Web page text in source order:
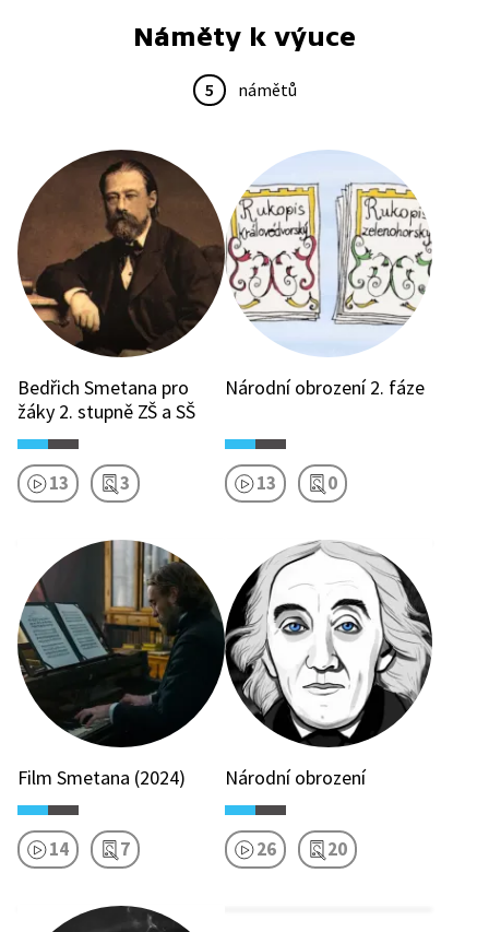
Představujeme vám Josefa Dobrovského.
Náměty k výuce
5 námětů
Bedřich Smetana pro
žáky 2. stupně ZŠ a SŠ
13 3
Národní obrození 2. fáze
13 0
Film Smetana (2024)
14 7
Národní obrození
26 20